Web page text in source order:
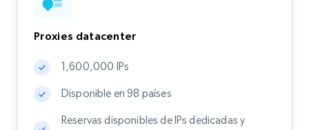
Proxies datacenter
1,600,000 IPs
Disponible en 98 países
Reservas disponibles de IPs dedicadas y